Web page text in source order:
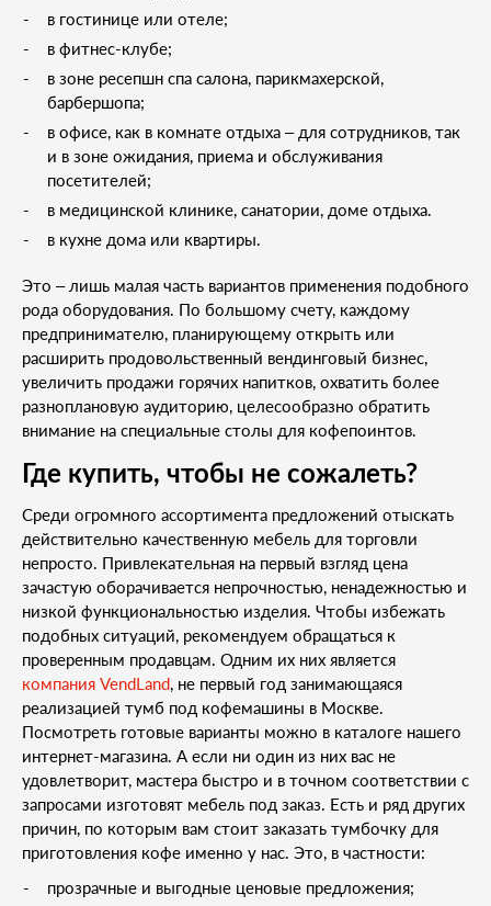
в гостинице или отеле;
в фитнес-клубе;
в зоне ресепшн спа салона, парикмахерской,
барбершопа;
в офисе, как в комнате отдыха – для сотрудников, так
и в зоне ожидания, приема и обслуживания
посетителей;
в медицинской клинике, санатории, доме отдыха.
в кухне дома или квартиры.
Это – лишь малая часть вариантов применения подобного
рода оборудования. По большому счету, каждому
предпринимателю, планирующему открыть или
расширить продовольственный вендинговый бизнес,
увеличить продажи горячих напитков, охватить более
разноплановую аудиторию, целесообразно обратить
внимание на специальные столы для кофепоинтов.
Где купить, чтобы не сожалеть?
Среди огромного ассортимента предложений отыскать
действительно качественную мебель для торговли
непросто. Привлекательная на первый взгляд цена
зачастую оборачивается непрочностью, ненадежностью и
низкой функциональностью изделия. Чтобы избежать
подобных ситуаций, рекомендуем обращаться к
проверенным продавцам. Одним их них является
компания VendLand, не первый год занимающаяся
реализацией тумб под кофемашины в Москве.
Посмотреть готовые варианты можно в каталоге нашего
интернет-магазина. А если ни один из них вас не
удовлетворит, мастера быстро и в точном соответствии с
запросами изготовят мебель под заказ. Есть и ряд других
причин, по которым вам стоит заказать тумбочку для
приготовления кофе именно у нас. Это, в частности:
прозрачные и выгодные ценовые предложения;